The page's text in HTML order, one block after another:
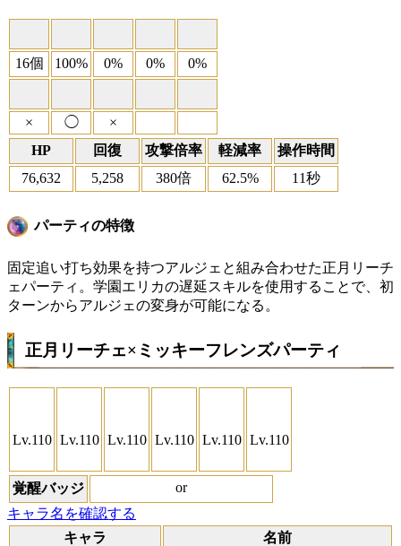
16個 100% 0% 0% 0%
× ◯
×
HP
回復 攻撃倍率 軽減率
操作時間
76,632
5,258 380倍 62.5% 11秒
パーティの特徴
固定追い打ち効果を持つアルジェと組み合わせた正月リーチ
ェパーティ。学園エリカの遅延スキルを使用することで、初
ターンからアルジェの変身が可能になる。
正月リーチェ×ミッキーフレンズパーティ
Lv.110 Lv.110 Lv.110 Lv.110 Lv.110 Lv.110
覚醒バッジ
or
キャラ名を確認する
キャラ
名前